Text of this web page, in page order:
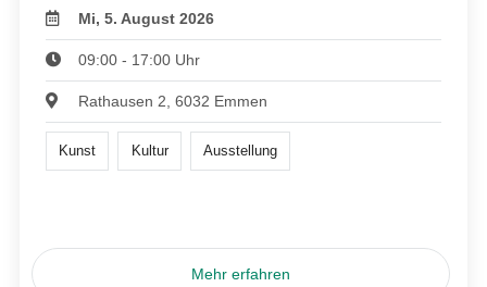
Mi, 5. August 2026
09:00 - 17:00 Uhr
Rathausen 2, 6032 Emmen
Kunst Kultur Ausstellung
Mehr erfahren